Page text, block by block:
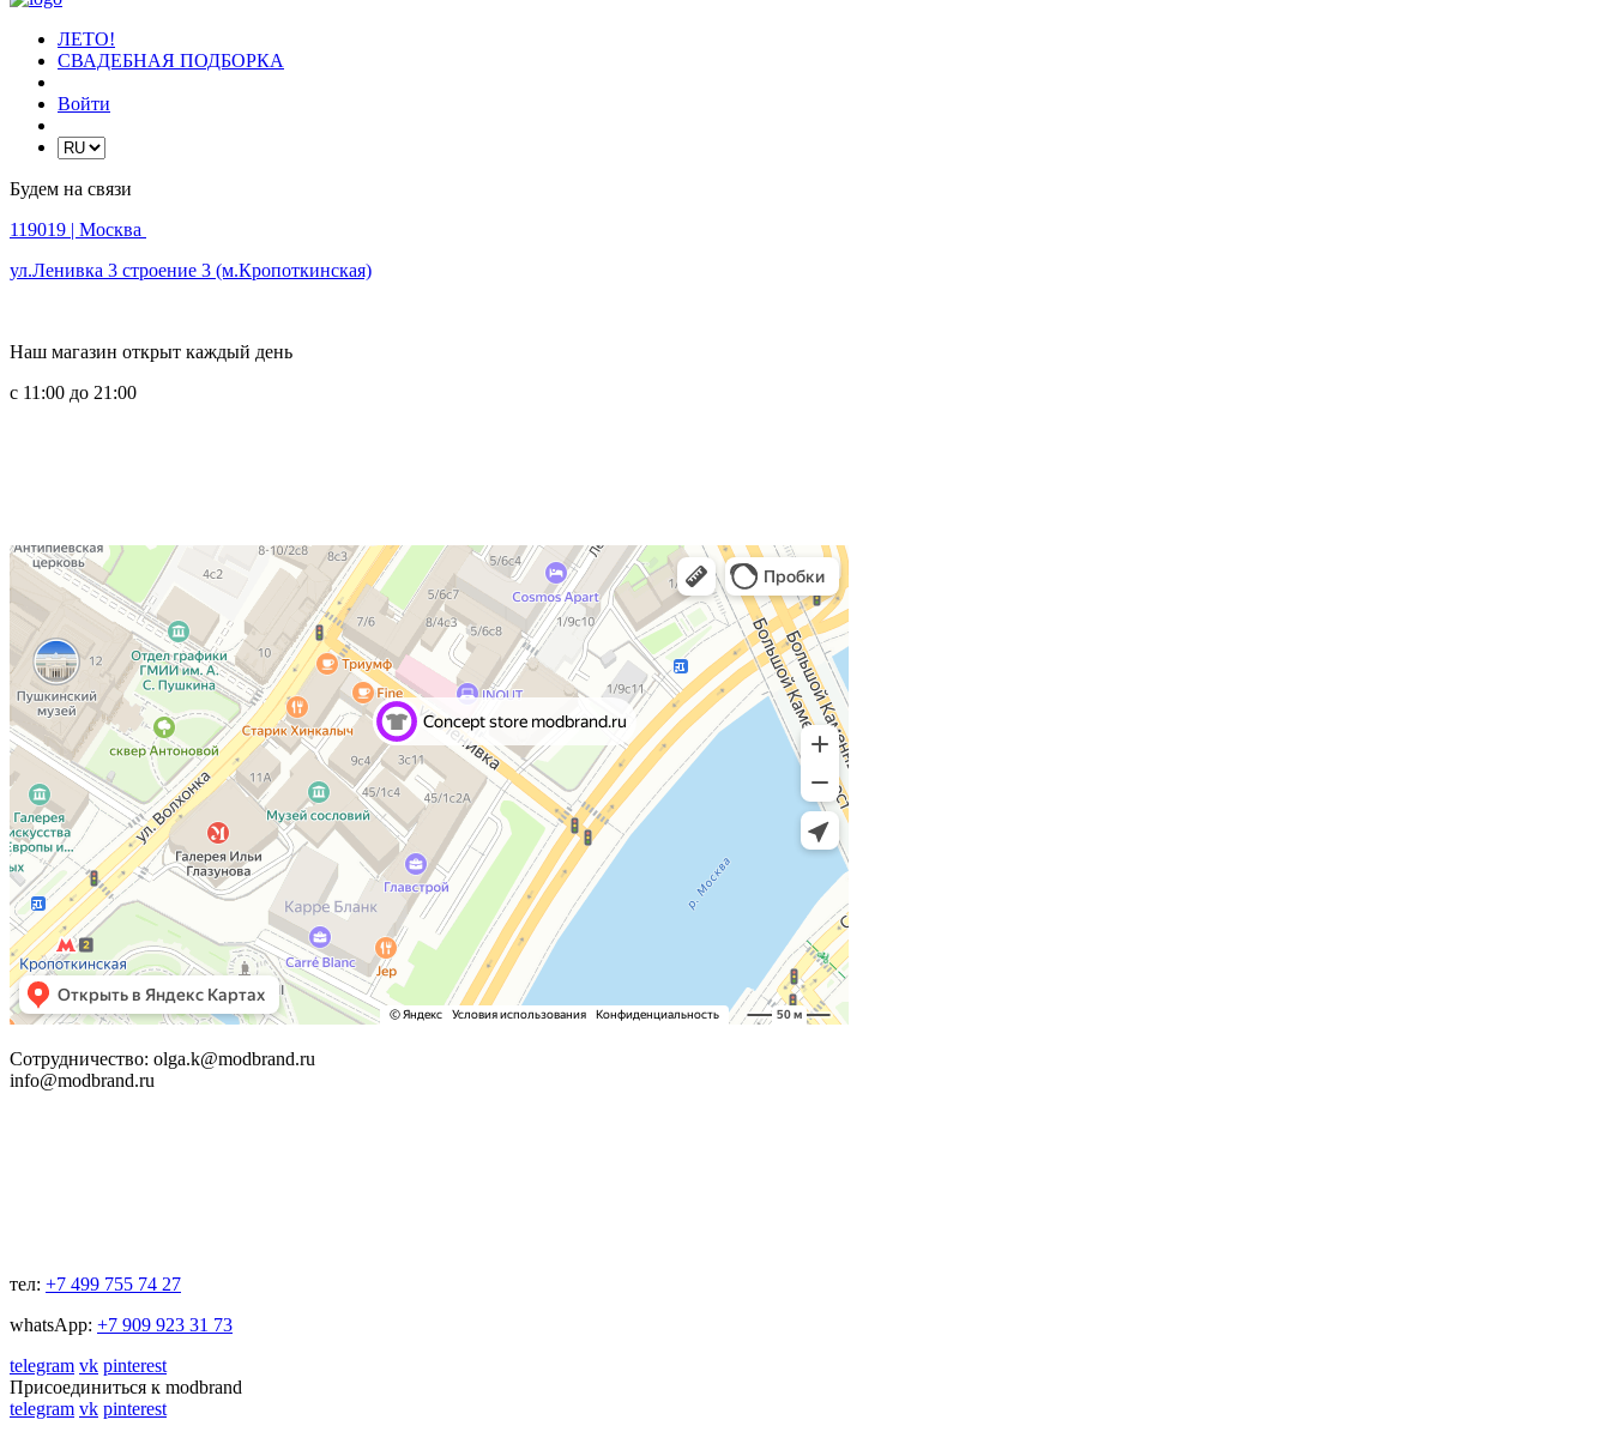
ЛЕТО!
СВАДЕБНАЯ ПОДБОРКА
Войти
Будем на связи
119019 | Москва
ул.Ленивка 3 строение 3 (м.Кропоткинская)
Наш магазин открыт каждый день
с 11:00 до 21:00
Сотрудничество: olga.k@modbrand.ru
info@modbrand.ru
тел: +7 499 755 74 27
whatsApp: +7 909 923 31 73
telegram vk pinterest
Присоединиться к modbrand
telegram vk pinterest